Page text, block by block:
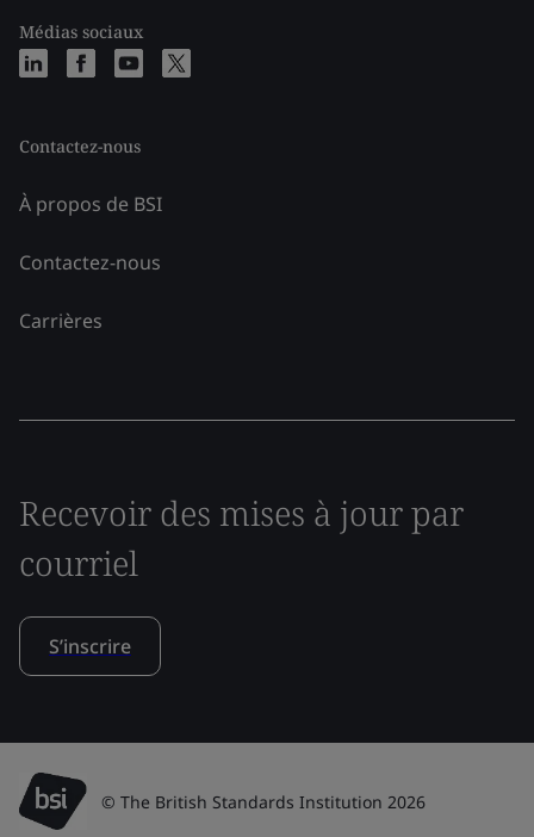
Médias sociaux
Contactez-nous
À propos de BSI
Contactez-nous
Carrières
Recevoir des mises à jour par
courriel
S’inscrire
© The British Standards Institution 2026